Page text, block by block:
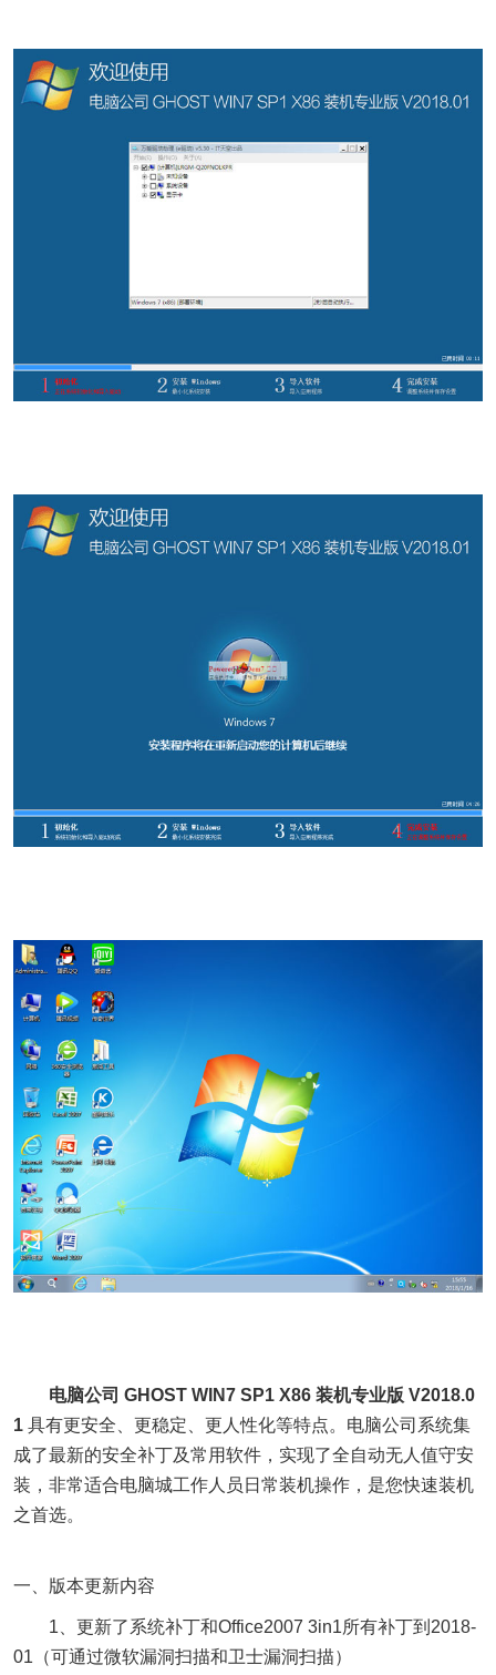
电脑公司 GHOST WIN7 SP1 X86 装机专业版 V2018.0
1 具有更安全、更稳定、更人性化等特点。电脑公司系统集
成了最新的安全补丁及常用软件，实现了全自动无人值守安
装，非常适合电脑城工作人员日常装机操作，是您快速装机
之首选。
一、版本更新内容
1、更新了系统补丁和Office2007 3in1所有补丁到2018-
01（可通过微软漏洞扫描和卫士漏洞扫描）